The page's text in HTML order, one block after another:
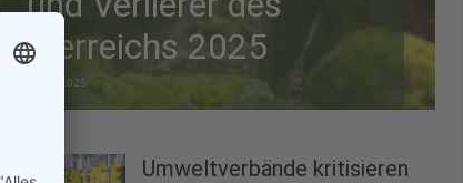
Tierreichs 2025
28.12.2025
Umweltverbände kritisieren